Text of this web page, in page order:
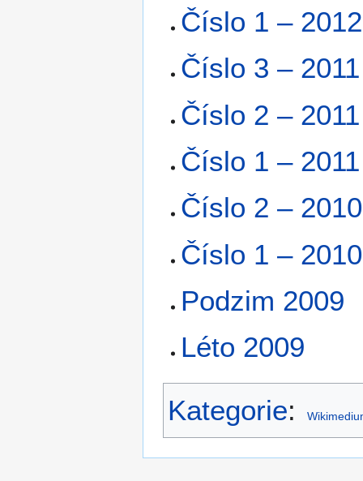
Číslo 1 – 2012
Číslo 3 – 2011
Číslo 2 – 2011
Číslo 1 – 2011
Číslo 2 – 2010
Číslo 1 – 2010
Podzim 2009
Léto 2009
Kategorie: